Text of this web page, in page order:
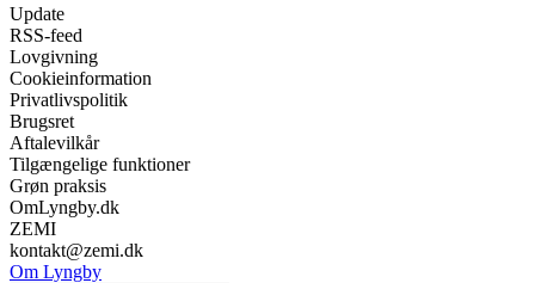
Update
RSS-feed
Lovgivning
Cookieinformation
Privatlivspolitik
Brugsret
Aftalevilkår
Tilgængelige funktioner
Grøn praksis
OmLyngby.dk
ZEMI
kontakt@zemi.dk
Om Lyngby